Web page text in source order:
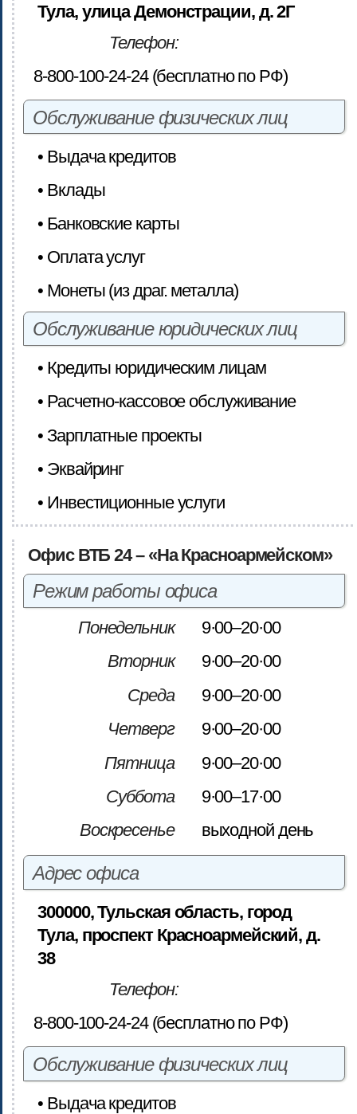
Тула, улица Демонстрации, д. 2Г
Телефон:
8-800-100-24-24 (бесплатно по РФ)
Обслуживание физических лиц
• Выдача кредитов
• Вклады
• Банковские карты
• Оплата услуг
• Монеты (из драг. металла)
Обслуживание юридических лиц
• Кредиты юридическим лицам
• Расчетно-кассовое обслуживание
• Зарплатные проекты
• Эквайринг
• Инвестиционные услуги
Офис ВТБ 24 – «На Красноармейском»
Режим работы офиса
Понедельник
9·00–20·00
Вторник
9·00–20·00
Среда
9·00–20·00
Четверг
9·00–20·00
Пятница
9·00–20·00
Суббота
9·00–17·00
Воскресенье
выходной день
Адрес офиса
300000, Тульская область, город
Тула, проспект Красноармейский, д.
38
Телефон:
8-800-100-24-24 (бесплатно по РФ)
Обслуживание физических лиц
• Выдача кредитов